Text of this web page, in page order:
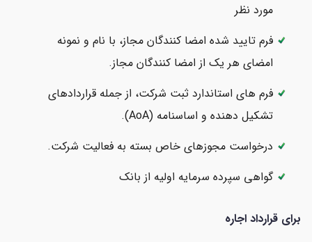
مورد نظر
فرم تایید شده امضا کنندگان مجاز، با نام و نمونه
امضای هر یک از امضا کنندگان مجاز.
فرم های استاندارد ثبت شرکت، از جمله قراردادهای
تشکیل دهنده و اساسنامه (AoA).
درخواست مجوزهای خاص بسته به فعالیت شرکت.
گواهی سپرده سرمایه اولیه از بانک
برای قرارداد اجاره